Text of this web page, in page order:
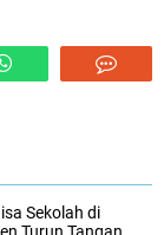
Sekolah di